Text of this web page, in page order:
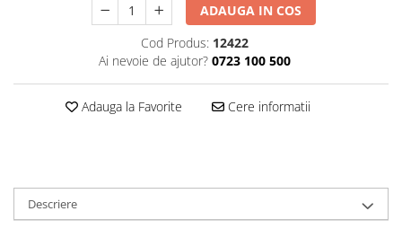
ADAUGA IN COS
Cod Produs: 12422
Ai nevoie de ajutor? 0723 100 500
Adauga la Favorite Cere informatii
Descriere